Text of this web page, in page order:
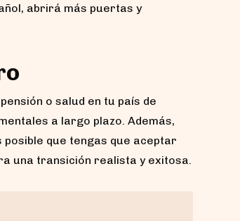
abrirá más puertas y
o salud en tu país de
a largo plazo. Además,
posible que tengas que aceptar
una transición realista y exitosa.